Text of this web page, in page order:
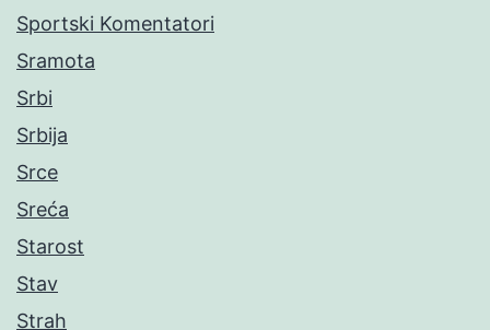
Sportski Komentatori
Sramota
Srbi
Srbija
Srce
Sreća
Starost
Stav
Strah